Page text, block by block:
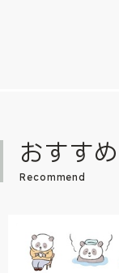
おすす
Recommend